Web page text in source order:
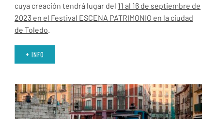
cuya creación tendrá lugar del 11 al 16 de septiembre de
2023 en el Festival ESCENA PATRIMONIO en la ciudad
de Toledo.
+ INFO